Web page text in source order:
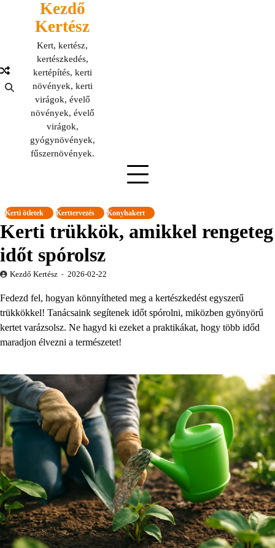
Kezdő
Kertész
Kert, kertész,
kertészkedés,
kertépítés, kerti
növények, kerti
virágok, évelő
növények, évelő
virágok,
gyógynövények,
fűszernövények.
Kerti ötletek Kerttervezés Konyhakert
Kerti trükkök, amikkel rengeteg
időt spórolsz
Kezdő Kertész 2026-02-22
Fedezd fel, hogyan könnyítheted meg a kertészkedést egyszerű
trükkökkel! Tanácsaink segítenek időt spórolni, miközben gyönyörű
kertet varázsolsz. Ne hagyd ki ezeket a praktikákat, hogy több időd
maradjon élvezni a természetet!